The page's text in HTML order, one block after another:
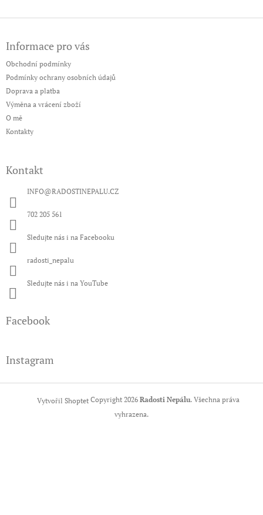
Informace pro vás
Obchodní podmínky
Podmínky ochrany osobních údajů
Doprava a platba
Výměna a vrácení zboží
O mě
Kontakty
Kontakt
INFO@RADOSTINEPALU.CZ
702 205 561
Sledujte nás i na Facebooku
radosti_nepalu
Sledujte nás i na YouTube
Facebook
Instagram
Vytvořil Shoptet Copyright 2026 Radosti Nepálu. Všechna práva
vyhrazena.